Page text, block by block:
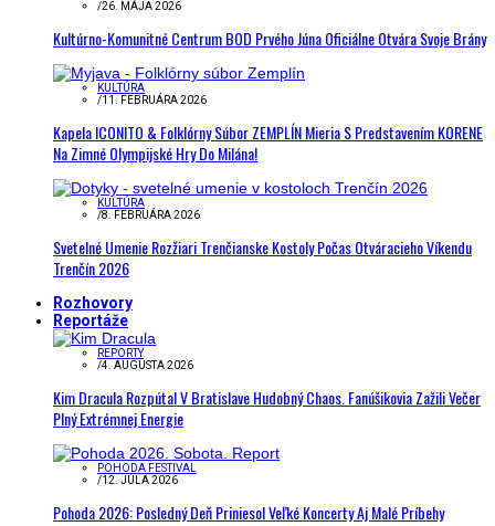
/26. MÁJA 2026
Kultúrno-Komunitné Centrum BOD Prvého Júna Oficiálne Otvára Svoje Brány
KULTÚRA
/11. FEBRUÁRA 2026
Kapela ICONITO & Folklórny Súbor ZEMPLÍN Mieria S Predstavením KORENE
Na Zimné Olympijské Hry Do Milána!
KULTÚRA
/8. FEBRUÁRA 2026
Svetelné Umenie Rozžiari Trenčianske Kostoly Počas Otváracieho Víkendu
Trenčín 2026
Rozhovory
Reportáže
REPORTY
/4. AUGUSTA 2026
Kim Dracula Rozpútal V Bratislave Hudobný Chaos. Fanúšikovia Zažili Večer
Plný Extrémnej Energie
POHODA FESTIVAL
/12. JÚLA 2026
Pohoda 2026: Posledný Deň Priniesol Veľké Koncerty Aj Malé Príbehy